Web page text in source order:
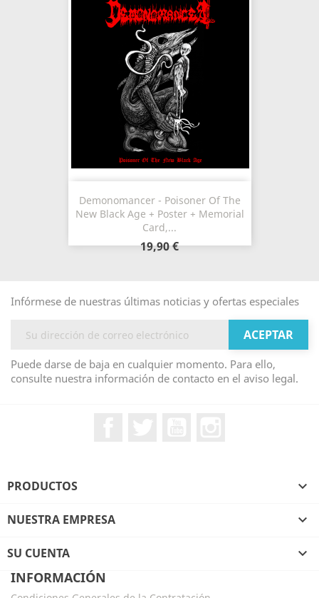
Demonomancer - Poisoner Of The
New Black Age + Poster + Memorial
Card,...
19,90 €
Infórmese de nuestras últimas noticias y ofertas especiales
Puede darse de baja en cualquier momento. Para ello,
consulte nuestra información de contacto en el aviso legal.
PRODUCTOS 
NUESTRA EMPRESA 
SU CUENTA

INFORMACIÓN